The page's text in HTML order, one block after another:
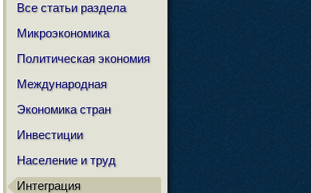
Все статьи раздела
Микроэкономика
Политическая экономия
Международная
Экономика стран
Инвестиции
Население и труд
Интеграция